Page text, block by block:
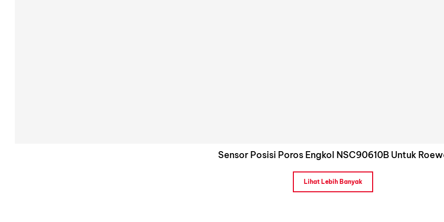
Sensor Posisi Poros Engkol NSC90610B Untuk
Lihat Lebih Banyak